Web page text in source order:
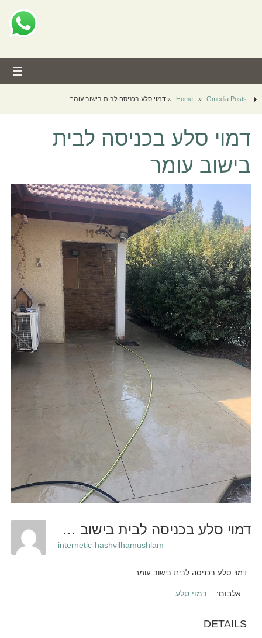
Home » Gmedia Posts
» דמוי סלע בכניסה לבית בישוב עומר
דמוי סלע בכניסה לבית
בישוב עומר
דמוי סלע בכניסה לבית בישוב עומר
internetic-hashvilhamushlam
דמוי סלע בכניסה לבית בישוב עומר
אלבום: דמוי סלע
DETAILS